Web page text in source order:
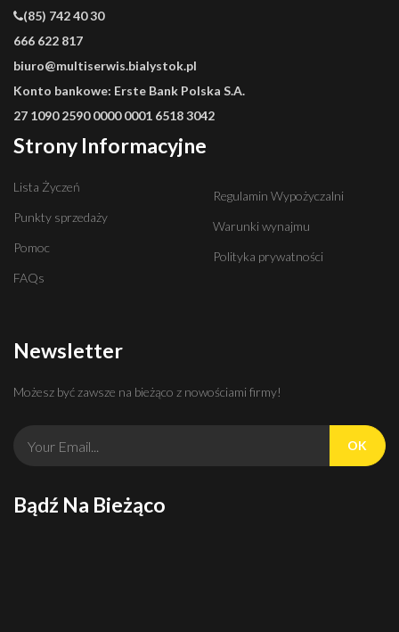
(85) 742 40 30
666 622 817
biuro@multiserwis.bialystok.pl
Konto bankowe: Erste Bank Polska S.A.
27 1090 2590 0000 0001 6518 3042
Strony Informacyjne
Lista Życzeń
Punkty sprzedaży
Pomoc
FAQs
Regulamin Wypożyczalni
Warunki wynajmu
Polityka prywatności
Newsletter
Możesz być zawsze na bieżąco z nowościami firmy!
OK
Bądź Na Bieżąco